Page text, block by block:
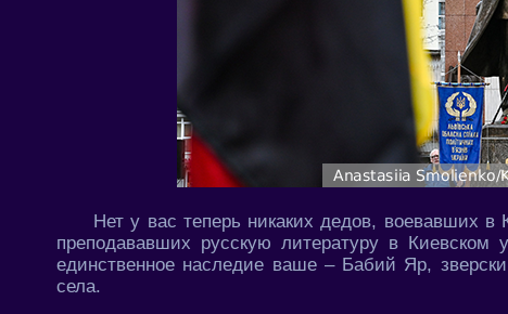
Нет у вас теперь никаких дедов, воевавших
преподававших русскую литературу в
единственное наследие ваше – Бабий Яр,
села.